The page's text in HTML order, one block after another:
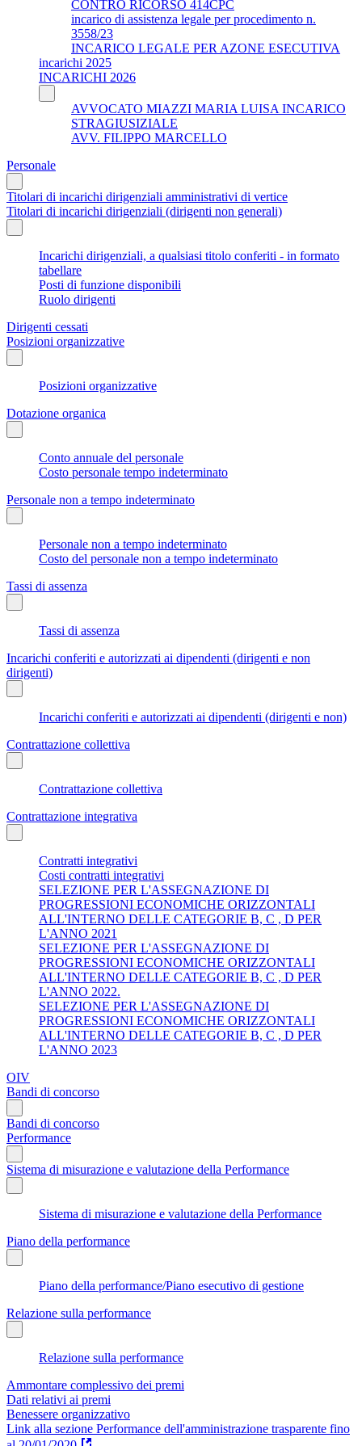
CONTRO RICORSO 414CPC
incarico di assistenza legale per procedimento n.
3558/23
INCARICO LEGALE PER AZONE ESECUTIVA
incarichi 2025
INCARICHI 2026
AVVOCATO MIAZZI MARIA LUISA INCARICO
STRAGIUSIZIALE
AVV. FILIPPO MARCELLO
Personale
Titolari di incarichi dirigenziali amministrativi di vertice
Titolari di incarichi dirigenziali (dirigenti non generali)
Incarichi dirigenziali, a qualsiasi titolo conferiti - in formato
tabellare
Posti di funzione disponibili
Ruolo dirigenti
Dirigenti cessati
Posizioni organizzative
Posizioni organizzative
Dotazione organica
Conto annuale del personale
Costo personale tempo indeterminato
Personale non a tempo indeterminato
Personale non a tempo indeterminato
Costo del personale non a tempo indeterminato
Tassi di assenza
Tassi di assenza
Incarichi conferiti e autorizzati ai dipendenti (dirigenti e non
dirigenti)
Incarichi conferiti e autorizzati ai dipendenti (dirigenti e non)
Contrattazione collettiva
Contrattazione collettiva
Contrattazione integrativa
Contratti integrativi
Costi contratti integrativi
SELEZIONE PER L'ASSEGNAZIONE DI
PROGRESSIONI ECONOMICHE ORIZZONTALI
ALL'INTERNO DELLE CATEGORIE B, C , D PER
L'ANNO 2021
SELEZIONE PER L'ASSEGNAZIONE DI
PROGRESSIONI ECONOMICHE ORIZZONTALI
ALL'INTERNO DELLE CATEGORIE B, C , D PER
L'ANNO 2022.
SELEZIONE PER L'ASSEGNAZIONE DI
PROGRESSIONI ECONOMICHE ORIZZONTALI
ALL'INTERNO DELLE CATEGORIE B, C , D PER
L'ANNO 2023
OIV
Bandi di concorso
Bandi di concorso
Performance
Sistema di misurazione e valutazione della Performance
Sistema di misurazione e valutazione della Performance
Piano della performance
Piano della performance/Piano esecutivo di gestione
Relazione sulla performance
Relazione sulla performance
Ammontare complessivo dei premi
Dati relativi ai premi
Benessere organizzativo
Link alla sezione Performance dell'amministrazione trasparente fino